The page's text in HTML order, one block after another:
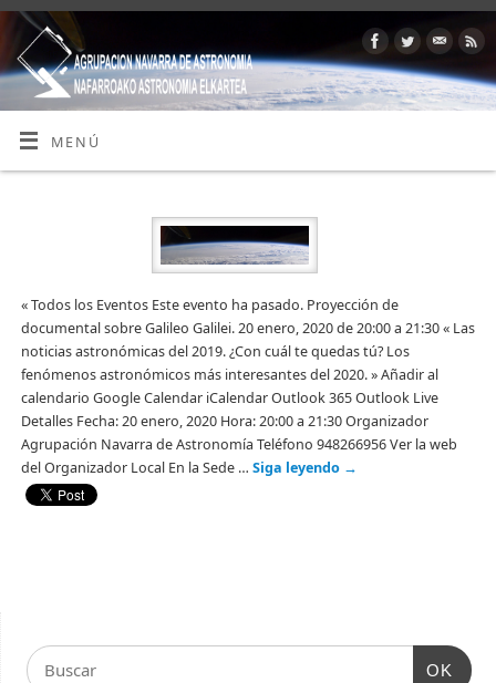
MENÚ
« Todos los Eventos Este evento ha pasado. Proyección de
documental sobre Galileo Galilei. 20 enero, 2020 de 20:00 a 21:30 « Las
noticias astronómicas del 2019. ¿Con cuál te quedas tú? Los
fenómenos astronómicos más interesantes del 2020. » Añadir al
calendario Google Calendar iCalendar Outlook 365 Outlook Live
Detalles Fecha: 20 enero, 2020 Hora: 20:00 a 21:30 Organizador
Agrupación Navarra de Astronomía Teléfono 948266956 Ver la web
del Organizador Local En la Sede … Siga leyendo →
OK